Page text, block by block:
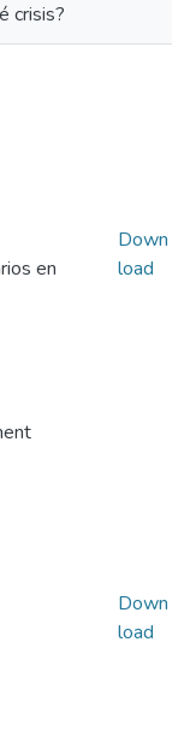
crisis?
en
Down
load
Down
load